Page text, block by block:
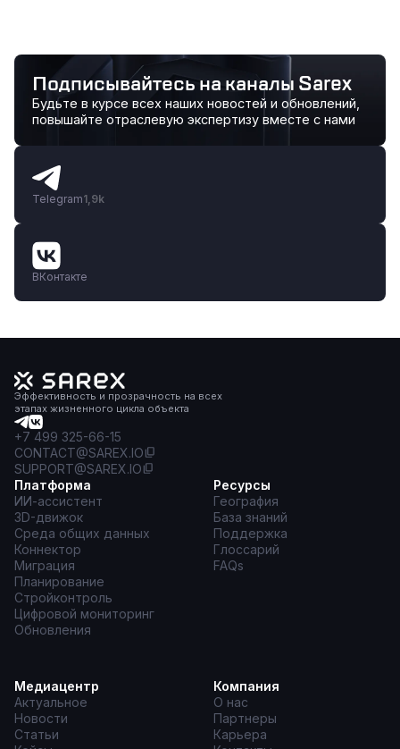
Подписывайтесь на каналы Sarex
Будьте в курсе всех наших новостей и обновлений,
повышайте отраслевую экспертизу вместе с нами
Telegram1,9k
ВКонтакте
Эффективность и прозрачность на всех
этапах жизненного цикла объекта
+7 499 325-66-15
CONTACT@SAREX.IO
SUPPORT@SAREX.IO
Платформа
ИИ-ассистент
3D-движок
Среда общих данных
Коннектор
Миграция
Планирование
Стройконтроль
Цифровой мониторинг
Обновления
Ресурсы
География
База знаний
Поддержка
Глоссарий
FAQs
Медиацентр
Актуальное
Новости
Статьи
Компания
О нас
Партнеры
Карьера